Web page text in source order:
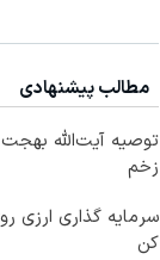
مطالب پیشنهادی
توصیه آیت‌الله
زخم
سرمایه گذاری ارزی
کن